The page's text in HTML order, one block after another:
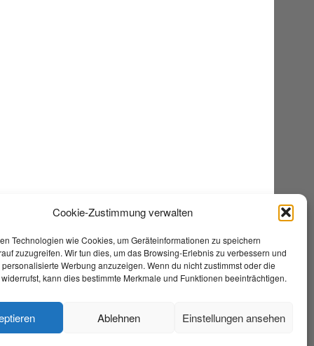
Cookie-Zustimmung verwalten
Technologien wie Cookies, um Geräteinformationen zu speichern
zuzugreifen. Wir tun dies, um das Browsing-Erlebnis zu verbessern und
Werbung anzuzeigen. Wenn du nicht zustimmst oder die
kann dies bestimmte Merkmale und Funktionen beeinträchtigen.
Ablehnen Einstellungen ansehen